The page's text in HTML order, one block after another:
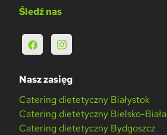
Śledź nas
Nasz zasięg
Catering dietetyczny Białystok
Catering dietetyczny Bielsko-Biała
Catering dietetyczny Bydgoszcz